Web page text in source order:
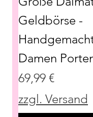
Geldbörse -
Damen
Preis
69,99 €
zzgl. Versand